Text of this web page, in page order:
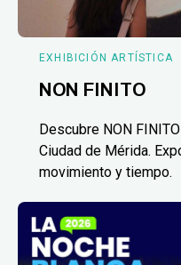
EXHIBICIÓN ARTÍSTICA
NON FINITO
Descubre NON
Ciudad de Mérida.
movimiento y tiempo.